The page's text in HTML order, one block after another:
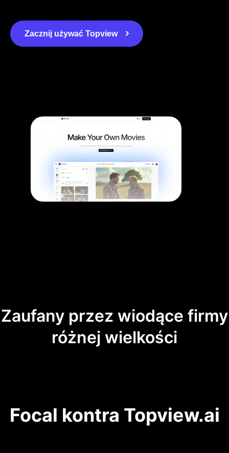
Zacznij używać Topview
Zaufany przez wiodące firmy
różnej wielkości
Focal kontra Topview.ai